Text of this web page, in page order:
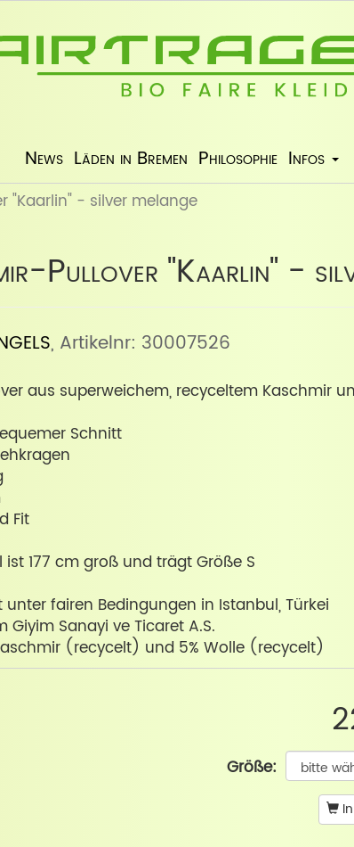
News Läden in Bremen Philosophie Infos
"Kaarlin" - silver melange
Pullover "Kaarlin" -
, Artikelnr: 30007526
aus superweichem, recyceltem Kaschmir
Schnitt
Fit
ist 177 cm groß und trägt Größe S
unter fairen Bedingungen in Istanbul, Türkei
Giyim Sanayi ve Ticaret A.S.
(recycelt) und 5% Wolle (recycelt)
Größe: